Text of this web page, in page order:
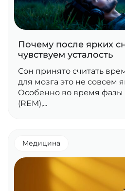
Почему после ярких
чувствуем усталость
Сон принято считать
для мозга это не совсем
Особенно во время фазы
(REM),...
Медицина